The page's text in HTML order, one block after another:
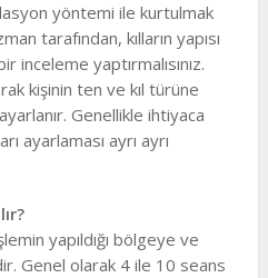
yöntemi ile kurtulmak
tarafından, kılların yapısı
yaptırmalısınız.
kişinin ten ve kıl türüne
Genellikle ihtiyaca
ayarlaması ayrı ayrı
yapıldığı bölgeye ve
Genel olarak 4 ile 10 seans